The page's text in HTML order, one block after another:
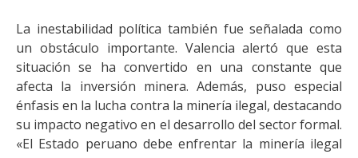
La inestabilidad política también fue señalada como
un obstáculo importante. Valencia alertó que esta
situación se ha convertido en una constante que
afecta la inversión minera. Además, puso especial
énfasis en la lucha contra la minería ilegal, destacando
su impacto negativo en el desarrollo del sector formal.
«El Estado peruano debe enfrentar la minería ilegal